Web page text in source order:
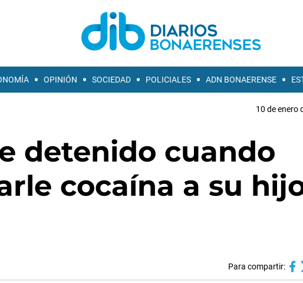
OPINIÓN SOCIEDAD POLICIALES ADN BONAERENSE
10 de enero
detenido cuando
cocaína a su
Para compartir: